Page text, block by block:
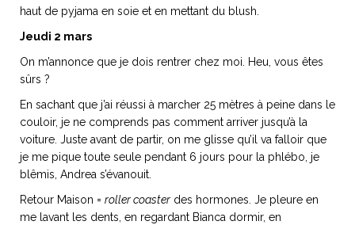
haut de pyjama en soie et en mettant du blush.
Jeudi 2 mars
On m’annonce que je dois rentrer chez moi. Heu, vous êtes
sûrs ?
En sachant que j’ai réussi à marcher 25 mètres à peine dans le
couloir, je ne comprends pas comment arriver jusqu’à la
voiture. Juste avant de partir, on me glisse qu’il va falloir que
je me pique toute seule pendant 6 jours pour la phlébo, je
blêmis, Andrea s’évanouit.
Retour Maison = roller coaster des hormones. Je pleure en
me lavant les dents, en regardant Bianca dormir, en